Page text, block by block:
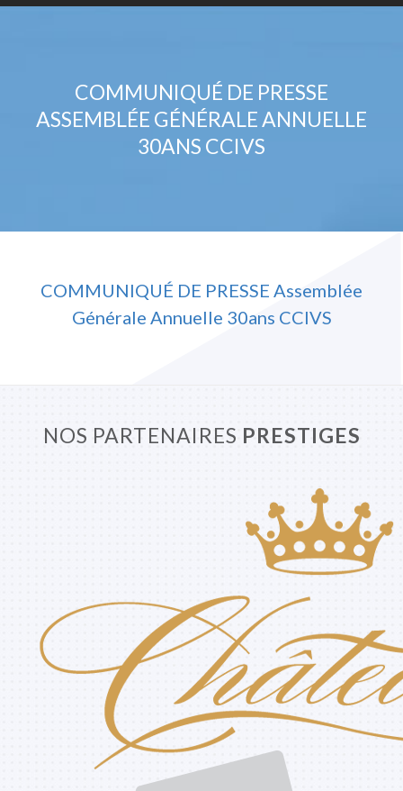
COMMUNIQUÉ DE PRESSE
ASSEMBLÉE GÉNÉRALE ANNUELLE
30ANS CCIVS
COMMUNIQUÉ DE PRESSE Assemblée
Générale Annuelle 30ans CCIVS
NOS PARTENAIRES PRESTIGES